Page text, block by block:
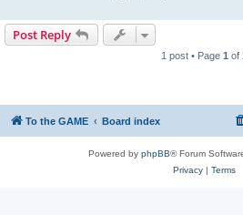
Post Reply
1 post • Page 1 of
To the GAME Board index
Powered by phpBB® Forum
Privacy| Terms